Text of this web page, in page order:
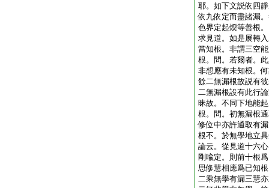
耶。如下文説依四
依九依定而盡諸漏
色界定起煗等善根
求見道。如是展轉
當知根。非謂三空
根。問。若爾者。
非想應有未知根。
餘二無漏根故説有
二無漏根設有此行
昧故。不同下地能
根。問。初無漏根
修位中亦許通取有
根不。於無學地立
論云。從見道十六
剛喩定。則前十根
思修慧相應爲已知
二乘無學有漏三慧